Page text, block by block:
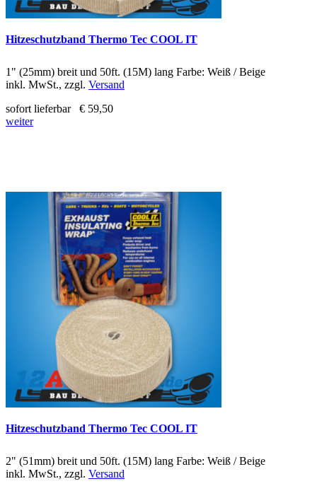
Hitzeschutzband Thermo Tec COOL IT
1" (25mm) breit und 50ft. (15M) lang Farbe: Weiß / Beige
inkl. MwSt., zzgl. Versand
sofort lieferbar
€ 59,50
weiter
Hitzeschutzband Thermo Tec COOL IT
2" (51mm) breit und 50ft. (15M) lang Farbe: Weiß / Beige
inkl. MwSt., zzgl. Versand